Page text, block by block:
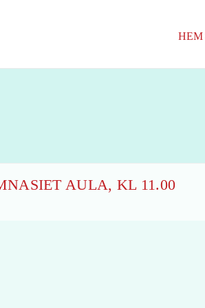
HEM
AULA, KL 11.00